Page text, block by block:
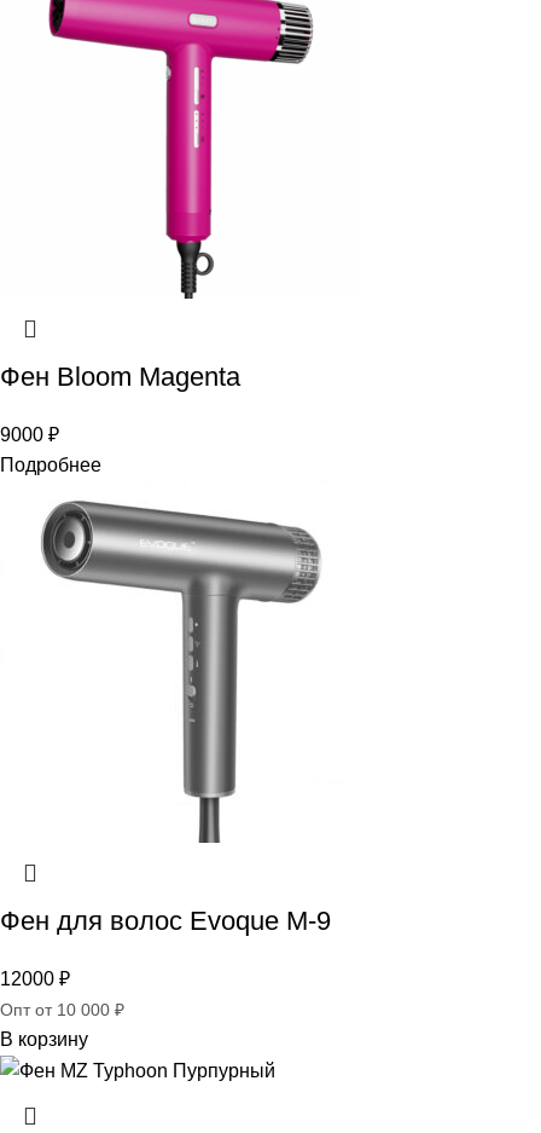
Фен Bloom Magenta
9000 ₽
Подробнее
Фен для волос Evoque M-9
12000 ₽
Опт от 10 000 ₽
В корзину